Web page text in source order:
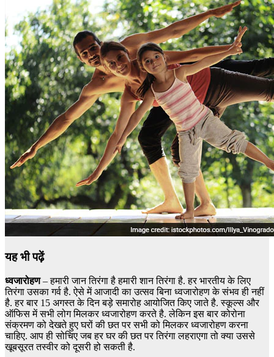
यह भी पढ़ें
ध्वजारोहण– हमारी जान तिरंगा है हमारी शान तिरंगा है. हर भारतीय के लिए
तिरंगा उसका गर्व है. ऐसे में आजादी का उत्सव बिना ध्वजारोहण के संभव ही नहीं
है. हर बार 15 अगस्त के दिन बड़े समारोह आयोजित किए जाते है. स्कूल्स और
ऑफिस में सभी लोग मिलकर ध्वजारोहण करते है. लेकिन इस बार कोरोना
संक्रमण को देखते हुए घरों की छत पर सभी को मिलकर ध्वजारोहण करना
चाहिए. आप ही सोचिए जब हर घर की छत पर तिरंगा लहराएगा तो क्या उससे
खूबसूरत तस्वीर को दूसरी हो सकती है.